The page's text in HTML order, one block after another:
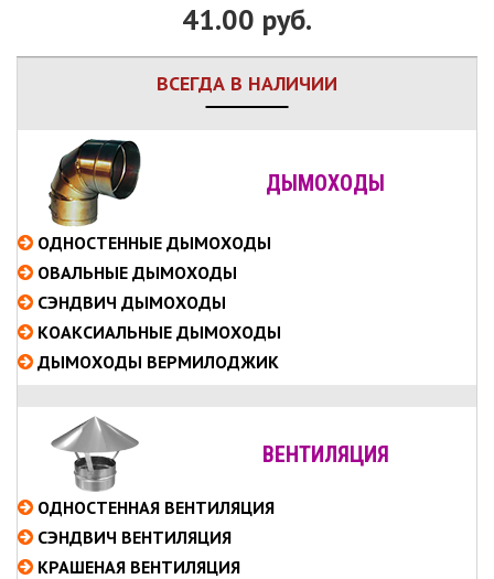
41.00 руб.
ВСЕГДА В НАЛИЧИИ
ДЫМОХОДЫ
ОДНОСТЕННЫЕ ДЫМОХОДЫ
ОВАЛЬНЫЕ ДЫМОХОДЫ
СЭНДВИЧ ДЫМОХОДЫ
КОАКСИАЛЬНЫЕ ДЫМОХОДЫ
ДЫМОХОДЫ ВЕРМИЛОДЖИК
ВЕНТИЛЯЦИЯ
ОДНОСТЕННАЯ ВЕНТИЛЯЦИЯ
СЭНДВИЧ ВЕНТИЛЯЦИЯ
КРАШЕНАЯ ВЕНТИЛЯЦИЯ